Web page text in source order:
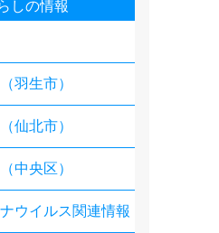
しの情報
羽生市）
仙北市）
中央区）
ウイルス関連情報